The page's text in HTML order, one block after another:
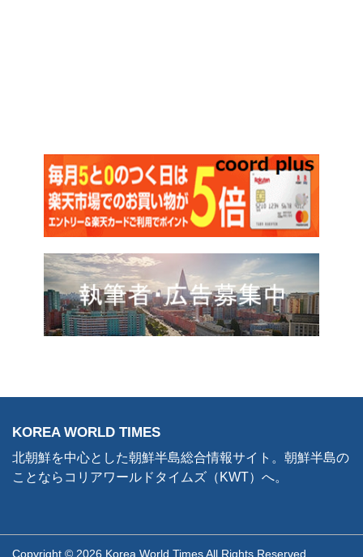
KOREA WORLD TIMES
北朝鮮を中心とした朝鮮半島総合情報サイト。朝鮮半島の
ことならコリアワールドタイムズ（KWT）へ。
Copyright © 2026 Korea World Times All Rights Reserved